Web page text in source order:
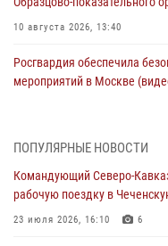
10 августа 2026, 13:40
Росгвардия обеспечила
мероприятий в Москве
В Кировской области
10 августа 2026, 13:00
В Югре росгвардейцы
ПОПУЛЯРНЫЕ НОВОСТИ
Командующий Северо-
рабочую поездку в
23 июля 2026, 16:10 6